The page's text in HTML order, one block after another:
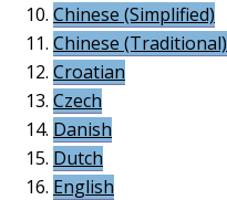
Chinese (Simplified)
Chinese (Traditional)
Croatian
Czech
Danish
Dutch
English